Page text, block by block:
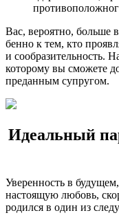
Вас, вероятно, больше
бенно к тем, кто
и сообразительность.
кото­рому вы сможете
преданным супругом.
Идеальный
Уверенность в
настоящую любовь,
родился в один из